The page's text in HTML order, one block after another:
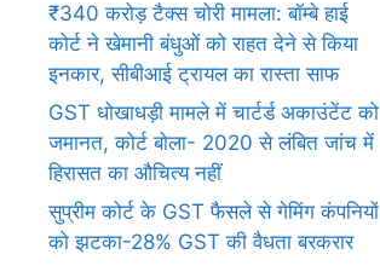
₹340 करोड़ टैक्स चोरी मामला: बॉम्बे हाई
कोर्ट ने खेमानी बंधुओं को राहत देने से किया
इनकार, सीबीआई ट्रायल का रास्ता साफ
GST धोखाधड़ी मामले में चार्टर्ड अकाउंटेंट को
जमानत, कोर्ट बोला- 2020 से लंबित जांच में
हिरासत का औचित्य नहीं
सुप्रीम कोर्ट के GST फैसले से गेमिंग कंपनियों
को झटका-28% GST की वैधता बरकरार